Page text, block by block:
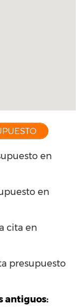
en
en
cita en
presupuesto
antiguos: